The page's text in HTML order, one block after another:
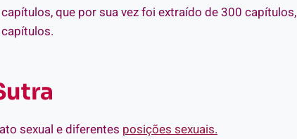
que por sua vez foi extraído de 300 capítulos,
sexual e diferentes posições sexuais.